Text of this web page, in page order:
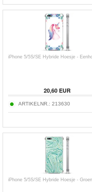
iPhone 5/5S/SE Hybride Hoesje -
20,60EUR
ARTIKELNR.: 213630
iPhone 5/5S/SE Hybride Hoesje -